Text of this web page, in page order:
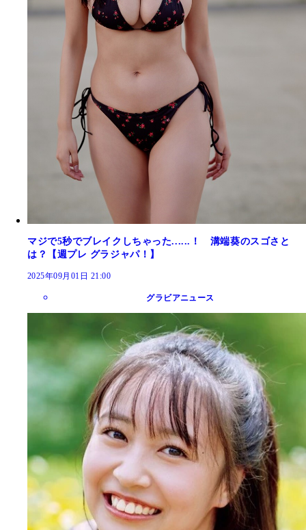
マジで5秒でブレイクしちゃった......！ 溝端葵のスゴさと
は？【週プレ グラジャパ！】
2025年09月01日 21:00
グラビアニュース